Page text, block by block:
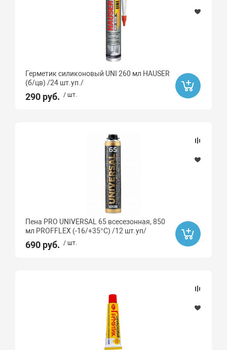
Герметик силиконовый UNI 260 мл HAUSER
(б/цв) /24 шт.уп./
290 руб. / шт.
Пена PRO UNIVERSAL 65 всесезонная, 850
мл PROFFLEX (-16/+35°С) /12 шт.уп/
690 руб. / шт.